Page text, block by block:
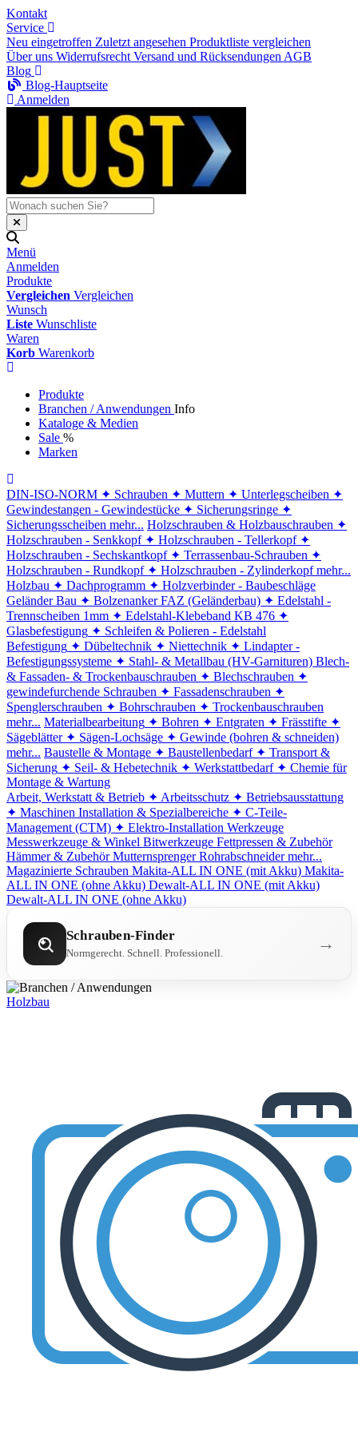
Kontakt
Service
Neu eingetroffen Zuletzt angesehen Produktliste vergleichen
Über uns Widerrufsrecht Versand und Rücksendungen AGB
Blog
Blog-Hauptseite
Anmelden
Menü
Anmelden
Produkte
Vergleichen Vergleichen
Wunsch
Liste Wunschliste
Waren
Korb Warenkorb
Produkte
Branchen / Anwendungen Info
Kataloge & Medien
Sale %
Marken
DIN-ISO-NORM ✦ Schrauben ✦ Muttern ✦ Unterlegscheiben ✦
Gewindestangen - Gewindestücke ✦ Sicherungsringe ✦
Sicherungsscheiben mehr... Holzschrauben & Holzbauschrauben ✦
Holzschrauben - Senkkopf ✦ Holzschrauben - Tellerkopf ✦
Holzschrauben - Sechskantkopf ✦ Terrassenbau-Schrauben ✦
Holzschrauben - Rundkopf ✦ Holzschrauben - Zylinderkopf mehr...
Holzbau ✦ Dachprogramm ✦ Holzverbinder - Baubeschläge
Geländer Bau ✦ Bolzenanker FAZ (Geländerbau) ✦ Edelstahl -
Trennscheiben 1mm ✦ Edelstahl-Klebeband KB 476 ✦
Glasbefestigung ✦ Schleifen & Polieren - Edelstahl
Befestigung ✦ Dübeltechnik ✦ Niettechnik ✦ Lindapter -
Befestigungssysteme ✦ Stahl- & Metallbau (HV-Garnituren) Blech-
& Fassaden- & Trockenbauschrauben ✦ Blechschrauben ✦
gewindefurchende Schrauben ✦ Fassadenschrauben ✦
Spenglerschrauben ✦ Bohrschrauben ✦ Trockenbauschrauben
mehr... Materialbearbeitung ✦ Bohren ✦ Entgraten ✦ Frässtifte ✦
Sägeblätter ✦ Sägen-Lochsäge ✦ Gewinde (bohren & schneiden)
mehr... Baustelle & Montage ✦ Baustellenbedarf ✦ Transport &
Sicherung ✦ Seil- & Hebetechnik ✦ Werkstattbedarf ✦ Chemie für
Montage & Wartung
Arbeit, Werkstatt & Betrieb ✦ Arbeitsschutz ✦ Betriebsausstattung
✦ Maschinen Installation & Spezialbereiche ✦ C-Teile-
Management (CTM) ✦ Elektro-Installation Werkzeuge
Messwerkzeuge & Winkel Bitwerkzeuge Fettpressen & Zubehör
Hämmer & Zubehör Mutternsprenger Rohrabschneider mehr...
Magazinierte Schrauben Makita-ALL IN ONE (mit Akku) Makita-
ALL IN ONE (ohne Akku) Dewalt-ALL IN ONE (mit Akku)
Dewalt-ALL IN ONE (ohne Akku)
Schrauben-Finder
Normgerecht. Schnell. Professionell. →
Holzbau